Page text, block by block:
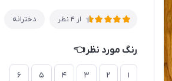
از 4 نظر دخترانه
رنگ مورد نظر👈
۱ ۲ ۳ ۴ ۵ ۶